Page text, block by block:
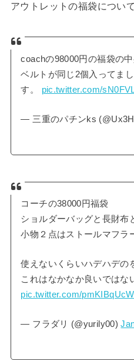
アウトレットの福袋につい
coachの98000円の福袋の中
ベルトが同じ2個入ってま
す。 pic.twitter.com/
— 三重のパチンks
コーチの38000円福袋
ショルダーバッグと長財布
小物２点はストールマフラ
使えないくらいハデハデの
これはなかなか良いではな
pic.twitter.com/
— フラダリ (@yurily00)